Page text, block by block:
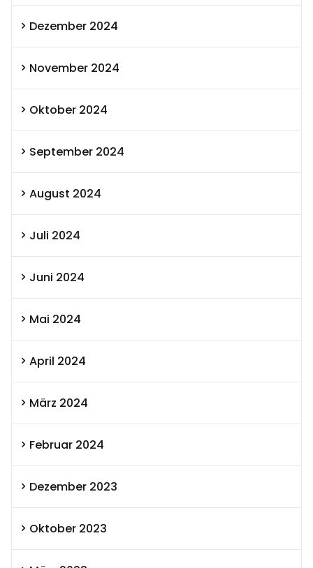
Dezember 2024
November 2024
Oktober 2024
September 2024
August 2024
Juli 2024
Juni 2024
Mai 2024
April 2024
März 2024
Februar 2024
Dezember 2023
Oktober 2023